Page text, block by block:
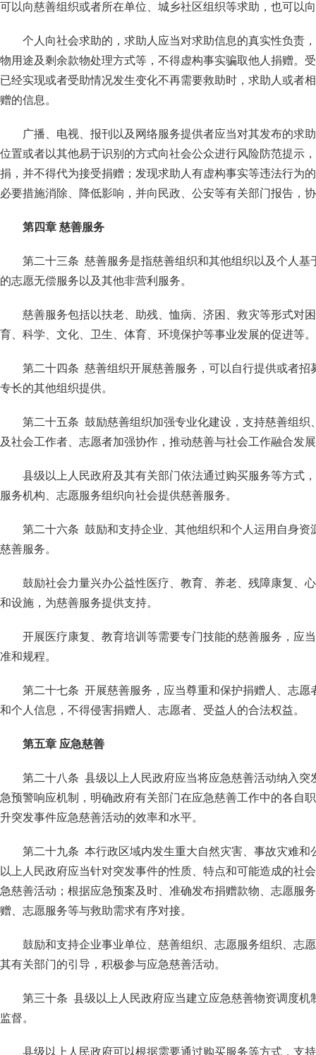
可以向慈善组织或者所在单位、城乡社区组织等求助，也可以
个人向社会求助的，求助人应当对求助信息的真实性负责
物用途及剩余款物处理方式等，不得虚构事实骗取他人捐赠。
已经实现或者受助情况发生变化不再需要救助时，求助人或者
赠的信息。
广播、电视、报刊以及网络服务提供者应当对其发布的求
位置或者以其他易于识别的方式向社会公众进行风险防范提示
捐，并不得代为接受捐赠；发现求助人有虚构事实等违法行为
必要措施消除、降低影响，并向民政、公安等有关部门报告，
第四章 慈善服务
第二十三条 慈善服务是指慈善组织和其他组织以及个人基
的志愿无偿服务以及其他非营利服务。
慈善服务包括以扶老、助残、恤病、济困、救灾等形式对
育、科学、文化、卫生、体育、环境保护等事业发展的促进等。
第二十四条 慈善组织开展慈善服务，可以自行提供或者招
专长的其他组织提供。
第二十五条 鼓励慈善组织加强专业化建设，支持慈善组织
及社会工作者、志愿者加强协作，推动慈善与社会工作融合发
县级以上人民政府及其有关部门依法通过购买服务等方式
服务机构、志愿服务组织向社会提供慈善服务。
第二十六条 鼓励和支持企业、其他组织和个人运用自身资
慈善服务。
鼓励社会力量兴办公益性医疗、教育、养老、残障康复、
和设施，为慈善服务提供支持。
开展医疗康复、教育培训等需要专门技能的慈善服务，应
准和规程。
第二十七条 开展慈善服务，应当尊重和保护捐赠人、志愿
和个人信息，不得侵害捐赠人、志愿者、受益人的合法权益。
第五章 应急慈善
第二十八条 县级以上人民政府应当将应急慈善活动纳入突
急预警响应机制，明确政府有关部门在应急慈善工作中的各自
升突发事件应急慈善活动的效率和水平。
第二十九条 本行政区域内发生重大自然灾害、事故灾难和
以上人民政府应当针对突发事件的性质、特点和可能造成的社
急慈善活动；根据应急预案及时、准确发布捐赠款物、志愿服
赠、志愿服务等与救助需求有序对接。
鼓励和支持企业事业单位、慈善组织、志愿服务组织、志
其有关部门的引导，积极参与应急慈善活动。
第三十条 县级以上人民政府应当建立应急慈善物资调度机
监督。
县级以上人民政府可以根据需要通过购买服务等方式，支